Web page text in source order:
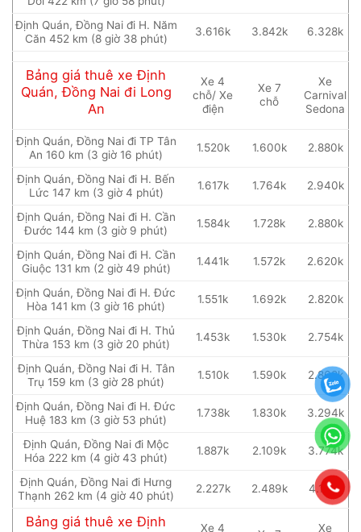
Định Quán, Đồng Nai đi H. Năm
Căn 452 km (8 giờ 38 phút)
3.616k 3.842k 6.328k
Bảng giá thuê xe Định
Quán, Đồng Nai đi Long
An
Xe 4
chỗ/ Xe
điện
Xe 7
chỗ
Xe
Carnival
Sedona
Định Quán, Đồng Nai đi TP Tân
An 160 km (3 giờ 16 phút)
1.520k 1.600k 2.880k
Định Quán, Đồng Nai đi H. Bến
Lức 147 km (3 giờ 4 phút)
1.617k 1.764k 2.940k
Định Quán, Đồng Nai đi H. Cần
Đước 144 km (3 giờ 9 phút)
1.584k 1.728k 2.880k
Định Quán, Đồng Nai đi H. Cần
Giuộc 131 km (2 giờ 49 phút)
1.441k 1.572k 2.620k
Định Quán, Đồng Nai đi H. Đức
Hòa 141 km (3 giờ 16 phút)
1.551k 1.692k 2.820k
Định Quán, Đồng Nai đi H. Thủ
Thừa 153 km (3 giờ 20 phút)
1.453k 1.530k 2.754k
Định Quán, Đồng Nai đi H. Tân
Trụ 159 km (3 giờ 28 phút)
1.510k 1.590k 2.862k
Định Quán, Đồng Nai đi H. Đức
Huệ 183 km (3 giờ 53 phút)
1.738k 1.830k 3.294k
Định Quán, Đồng Nai đi Mộc
Hóa 222 km (4 giờ 43 phút)
1.887k 2.109k 3.774k
Định Quán, Đồng Nai đi Hưng
Thạnh 262 km (4 giờ 40 phút)
2.227k 2.489k 4.192k
Bảng giá thuê xe Định
Xe 4 Xe